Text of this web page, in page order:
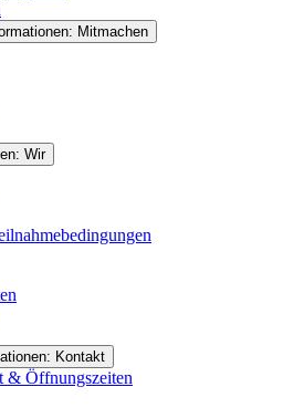
Mitmachen
Wir
Kontakt
& Öffnungszeiten